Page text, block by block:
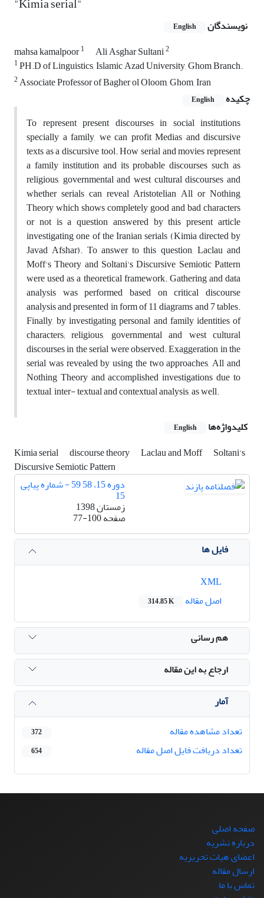
نویسندگان English
mahsa kamalpoor1 Ali Asghar Sultani2
1PH.D of Linguistics, Islamic Azad University, Ghom Branch.
2Associate Professor of Bagher ol Oloom, Ghom, Iran
چکیده
English
To represent present discourses in social institutions
specially a family, we can profit Medias and discursive
texts as a discursive tool. How serial and movies represent
a family institution and its probable discourses such as
religious, governmental and west cultural discourses and
whether serials can reveal Aristotelian All or Nothing
Theory which shows completely good and bad characters
or not is a question answered by this present article
investigating one of the Iranian serials (Kimia directed by
Javad Afshar). To answer to this question, Laclau and
Moff's Theory and Soltani's Discursive Semiotic Pattern
were used as a theoretical framework. Gathering and data
analysis was performed based on critical discourse
analysis and presented in form of 11 diagrams and 7 tables.
Finally, by investigating personal and family identities of
characters; religious, governmental and west cultural
discourses in the serial were observed. Exaggeration in the
serial was revealed by using the two approaches, All and
Nothing Theory and accomplished investigations due to
textual, inter- textual and contextual analysis, as well.
کلیدواژه‌ها
English
Kimia serial discourse theory Laclau and Moff
Soltani's
Discursive Semiotic Pattern
دوره 15، 58 59 - شماره پیاپی
15
زمستان 1398
صفحه77-100
فایل ها
اصل مقاله
314.85 K
هم رسانی
ارجاع به این مقاله
آمار
تعداد مشاهده مقاله
372
تعداد دریافت فایل اصل مقاله 654
صفحه اصلی
درباره نشریه
اعضای هیات تحریریه
ارسال مقاله
تماس با ما